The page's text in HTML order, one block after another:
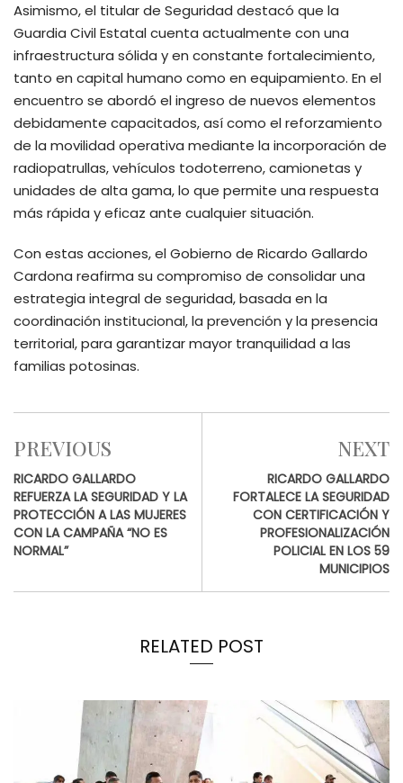
Asimismo, el titular de Seguridad destacó que la
Guardia Civil Estatal cuenta actualmente con una
infraestructura sólida y en constante fortalecimiento,
tanto en capital humano como en equipamiento. En el
encuentro se abordó el ingreso de nuevos elementos
debidamente capacitados, así como el reforzamiento
de la movilidad operativa mediante la incorporación de
radiopatrullas, vehículos todoterreno, camionetas y
unidades de alta gama, lo que permite una respuesta
más rápida y eficaz ante cualquier situación.
Con estas acciones, el Gobierno de Ricardo Gallardo
Cardona reafirma su compromiso de consolidar una
estrategia integral de seguridad, basada en la
coordinación institucional, la prevención y la presencia
territorial, para garantizar mayor tranquilidad a las
familias potosinas.
PREVIOUS
RICARDO GALLARDO
REFUERZA LA SEGURIDAD Y LA
PROTECCIÓN A LAS MUJERES
CON LA CAMPAÑA “NO ES
NORMAL”
NEXT
RICARDO GALLARDO
FORTALECE LA SEGURIDAD
CON CERTIFICACIÓN Y
PROFESIONALIZACIÓN
POLICIAL EN LOS 59
MUNICIPIOS
RELATED POST